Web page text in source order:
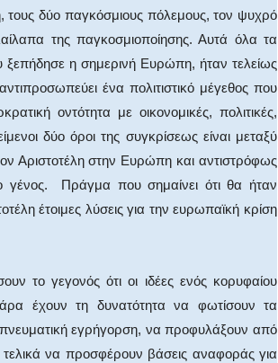
τους δύο παγκόσμιους πόλεμους, τον ψυχρό
της παγκοσμιοποίησης. Αυτά όλα τα
η σημερινή Ευρώπη, ήταν τελείως
ένα πολιτιστικό μέγεθος που
οντότητα με οικονομικές, πολιτικές,
δύο όροι της συγκρίσεως είναι μεταξύ
Αριστοτέλη στην Ευρώπη και αντιστρόφως
γένος. Πράγμα που σημαίνει ότι θα ήταν
έτοιμες λύσεις για την ευρωπαϊκή κρίση
το γεγονός ότι οι ιδέες ενός κορυφαίου
άρα έχουν τη δυνατότητα να φωτίσουν τα
εγρήγορση, να προφυλάξουν από
τελικά να προσφέρουν βάσεις αναφοράς για